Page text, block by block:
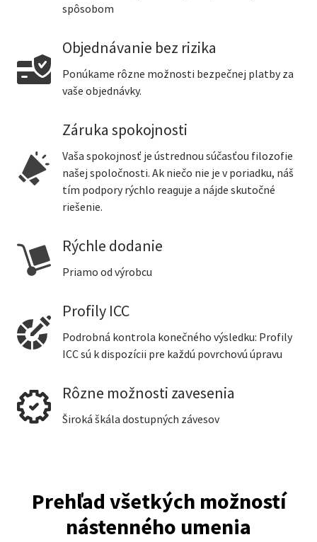
spôsobom
Objednávanie bez rizika
Ponúkame rôzne možnosti bezpečnej platby za
vaše objednávky.
Záruka spokojnosti
Vaša spokojnosť je ústrednou súčasťou filozofie
našej spoločnosti. Ak niečo nie je v poriadku, náš
tím podpory rýchlo reaguje a nájde skutočné
riešenie.
Rýchle dodanie
Priamo od výrobcu
Profily ICC
Podrobná kontrola konečného výsledku: Profily
ICC sú k dispozícii pre každú povrchovú úpravu
Rôzne možnosti zavesenia
Široká škála dostupných závesov
Prehľad všetkých možností
nástenného umenia